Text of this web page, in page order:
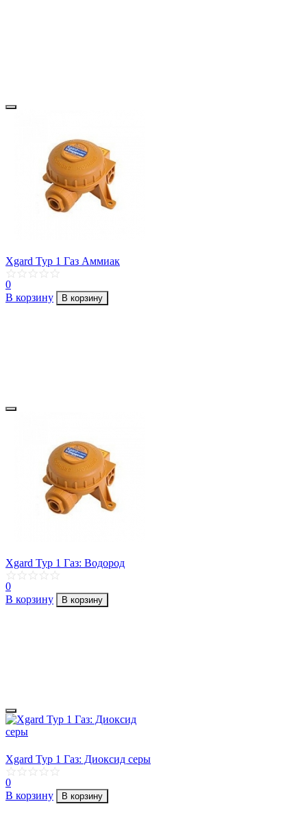
Xgard Typ 1 Газ Аммиак
0
В корзину
В корзину
Xgard Typ 1 Газ: Водород
0
В корзину
В корзину
Xgard Typ 1 Газ: Диоксид серы
0
В корзину
В корзину